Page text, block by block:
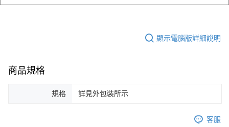
顯示電腦版詳細說明
商品規格
規格 詳見外包裝所示
客服